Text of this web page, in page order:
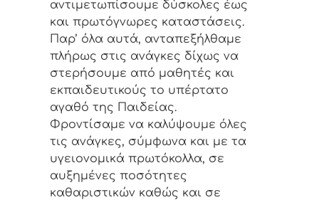
αντιμετωπίσουμε δύσκολες έως
και πρωτόγνωρες καταστάσεις.
Παρ’ όλα αυτά, ανταπεξήλθαμε
πλήρως στις ανάγκες δίχως να
στερήσουμε από μαθητές και
εκπαιδευτικούς το υπέρτατο
αγαθό της Παιδείας.
Φροντίσαμε να καλύψουμε όλες
τις ανάγκες, σύμφωνα και με τα
υγειονομικά πρωτόκολλα, σε
αυξημένες ποσότητες
καθαριστικών καθώς και σε